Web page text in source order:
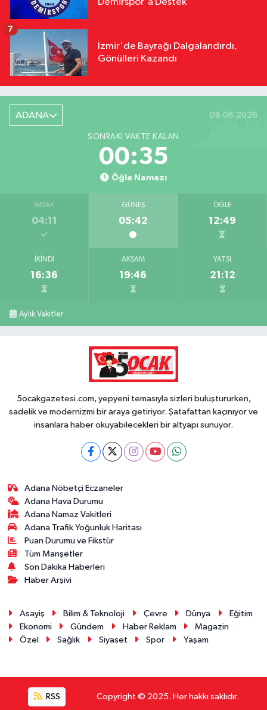
Demirspor'a Destek
İzmir'de Bayrağı Dalgalandırdı,
Gönülleri Kazandı
7
ADANA 08.08.2026
SONRAKI VAKTE KALAN
00:34
Öğle Namazı
İMSAK
04:11
GÜNEŞ
05:42
ÖĞLE
12:49
İKINDI
16:36
AKŞAM
19:46
YATSI
21:12
Aylık Vakitler
5ocakgazetesi.com, yepyeni temasıyla sizleri buluştururken,
sadelik ve modernizmi bir araya getiriyor. Şatafattan kaçınıyor ve
insanlara haber okuyabilecekleri bir altyapı sunuyor.
Adana Nöbetçi Eczaneler
Adana Hava Durumu
Adana Namaz Vakitleri
Adana Trafik Yoğunluk Haritası
Puan Durumu ve Fikstür
Tüm Manşetler
Son Dakika Haberleri
Haber Arşivi
Asayiş Bilim & Teknoloji Çevre Dünya
Eğitim
Ekonomi
Gündem Haber Reklam
Magazin
Özel
Sağlık Siyaset Spor Yaşam
RSS Copyright © 2025. Her hakkı saklıdır.